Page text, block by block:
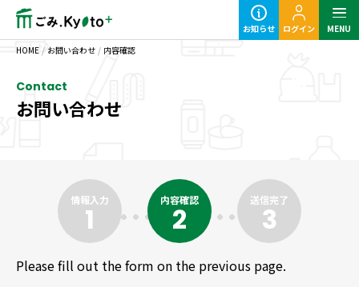
粗大ごみ回収のご利用の流れ
お知らせ ログイン
MENU
HOME / お問い合わせ / 内容確認
Contact
お問い合わせ
1
情報入力
2
内容確認
3
送信完了
Please fill out the form on the previous page.